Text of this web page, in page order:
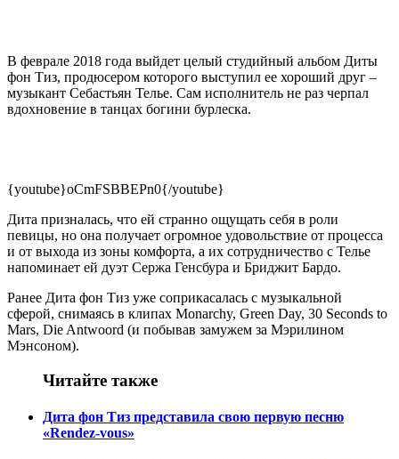
В феврале 2018 года выйдет целый студийный альбом Диты
фон Тиз, продюсером которого выступил ее хороший друг –
музыкант Себастьян Телье. Сам исполнитель не раз черпал
вдохновение в танцах богини бурлеска.
{youtube}oCmFSBBEPn0{/youtube}
Дита призналась, что ей странно ощущать себя в роли
певицы, но она получает огромное удовольствие от процесса
и от выхода из зоны комфорта, а их сотрудничество с Телье
напоминает ей дуэт Сержа Генсбура и Бриджит Бардо.
Ранее Дита фон Тиз уже соприкасалась с музыкальной
сферой, снимаясь в клипах Monarchy, Green Day, 30 Seconds to
Mars, Die Antwoord (и побывав замужем за Мэрилином
Мэнсоном).
Читайте также
Дита фон Тиз представила свою первую песню
«Rendez-vous»